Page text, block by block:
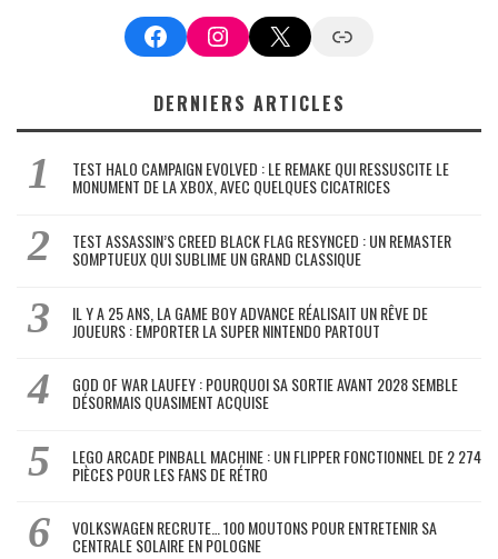
FacebookInstagram
X Google News
DERNIERS ARTICLES
TEST HALO CAMPAIGN EVOLVED : LE REMAKE QUI RESSUSCITE LE
MONUMENT DE LA XBOX, AVEC QUELQUES CICATRICES
TEST ASSASSIN’S CREED BLACK FLAG RESYNCED : UN REMASTER
SOMPTUEUX QUI SUBLIME UN GRAND CLASSIQUE
IL Y A 25 ANS, LA GAME BOY ADVANCE RÉALISAIT UN RÊVE DE
JOUEURS : EMPORTER LA SUPER NINTENDO PARTOUT
GOD OF WAR LAUFEY : POURQUOI SA SORTIE AVANT 2028 SEMBLE
DÉSORMAIS QUASIMENT ACQUISE
LEGO ARCADE PINBALL MACHINE : UN FLIPPER FONCTIONNEL DE 2 274
PIÈCES POUR LES FANS DE RÉTRO
VOLKSWAGEN RECRUTE… 100 MOUTONS POUR ENTRETENIR SA
CENTRALE SOLAIRE EN POLOGNE